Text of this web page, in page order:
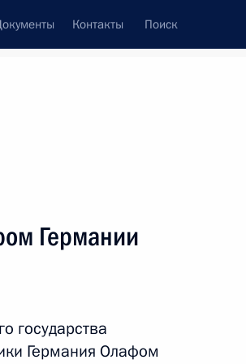
Контакты Поиск
Германии
государства
Германия Олафом